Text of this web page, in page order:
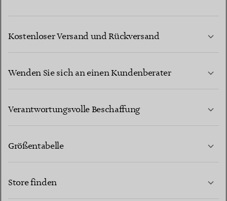
Kostenloser Versand und Rückversand
Wenden Sie sich an einen Kundenberater
Verantwortungsvolle Beschaffung
Größentabelle
Store finden